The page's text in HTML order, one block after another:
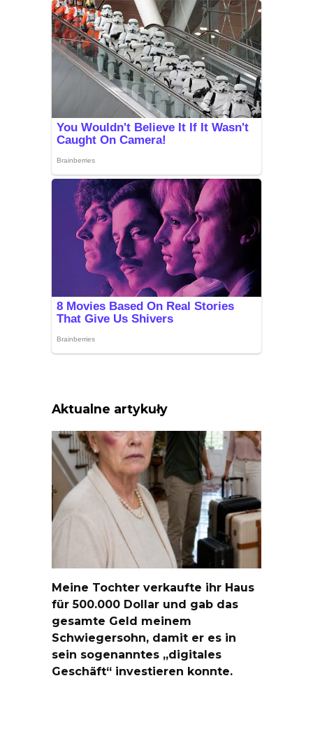
Aktualne artykuły
Meine Tochter verkaufte ihr Haus
für 500.000 Dollar und gab das
gesamte Geld meinem
Schwiegersohn, damit er es in
sein sogenanntes „digitales
Geschäft“ investieren konnte.